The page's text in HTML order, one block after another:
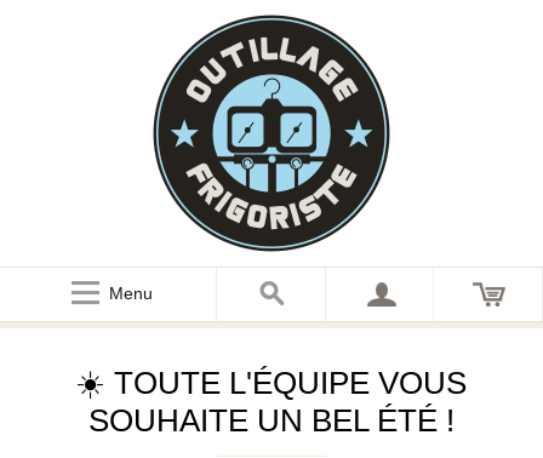
Menu
☀️ TOUTE L'ÉQUIPE VOUS
SOUHAITE UN BEL ÉTÉ !